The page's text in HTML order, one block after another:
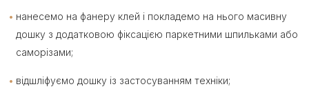
нанесемо на фанеру клей і покладемо на нього масивну
дошку з додатковою фіксацією паркетними шпильками або
саморізами;
відшліфуємо дошку із застосуванням техніки;